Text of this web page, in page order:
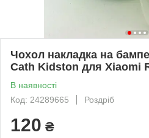
Чохол накладка на
Cath Kidston для Xiaomi
В наявності
Код: 24289665
Роздріб
120 ₴